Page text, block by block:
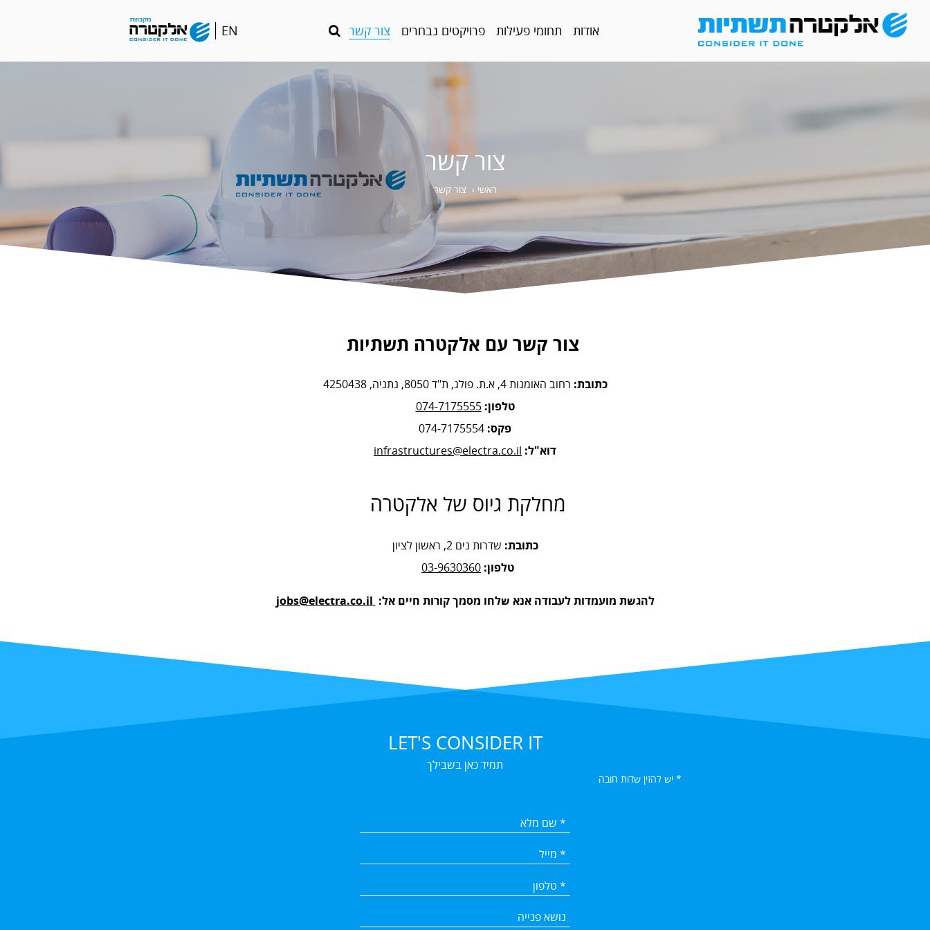
אודות תחומי פעילות פרויקטים נבחרים צור קשר EN
Go
english
צור קשר
ראשי › צור קשר
צור קשר עם אלקטרה תשתיות
כתובת: רחוב האומנות 4, א.ת. פולג, ת"ד 8050, נתניה, 4250438
טלפון: 074-7175555
פקס:
דוא"ל: infrastructures@electra.co.il
מחלקת גיוס של אלקטרה
כתובת: שדרות נים 2, ראשון לציון
טלפון: 03-9630360
להגשת מועמדות לעבודה אנא שלחו מסמך קורות חיים אל:
LET'S CONSIDER IT
תמיד כאן בשבילך
* יש להזין שדות חובה